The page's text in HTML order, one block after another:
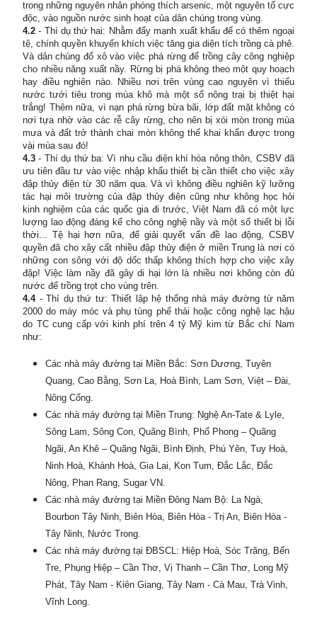
trong những nguyên nhân phóng thích arsenic, một nguyên tố cực
độc, vào nguồn nước sinh hoạt của dân chúng trong vùng.
4.2 - Thí dụ thứ hai: Nhằm đẩy mạnh xuất khẩu để có thêm ngoại
tệ, chính quyền khuyến khích việc tăng gia diện tích trồng cà phê.
Và dân chúng đổ xô vào việc phá rừng để trồng cây công nghiệp
cho nhiều năng xuất nầy. Rừng bị phá không theo một quy hoạch
hay điều nghiên nào. Nhiều nơi trên vùng cao nguyên vì thiếu
nước tưới tiêu trong mùa khô mà một số nông trại bị thiệt hại
trắng! Thêm nữa, vì nạn phá rừng bừa bãi, lớp đất mặt không có
nơi tựa nhờ vào các rễ cây rừng, cho nên bị xói mòn trong mùa
mưa và đất trở thành chai mòn không thể khai khẩn được trong
vài mùa sau đó!
4.3 - Thí dụ thứ ba: Vì nhu cầu điện khí hóa nông thôn, CSBV đã
ưu tiên đầu tư vào việc nhập khẩu thiết bị cần thiết cho việc xây
đập thủy điện từ 30 năm qua. Và vì không điều nghiên kỹ lưỡng
tác hại môi trường của đập thủy điện cũng như không học hỏi
kinh nghiệm của các quốc gia đi trước, Việt Nam đã có một lực
lượng lao động đáng kể cho công nghệ nầy và một số thiết bị lỗi
thời... Tệ hại hơn nữa, để giải quyết vấn đề lao động, CSBV
quyền đã cho xây cất nhiều đập thủy điện ở miền Trung là nơi có
những con sông với độ dốc thấp không thích hợp cho việc xây
đập! Việc làm nầy đã gây di hại lớn là nhiều nơi không còn đủ
nước để trồng trọt cho vùng trên.
4.4- Thí dụ thứ tư: Thiết lập hệ thống nhà máy đường từ năm
2000 do máy móc và phụ tùng phế thải hoặc công nghệ lạc hậu
do TC cung cấp với kinh phí trên 4 tỷ Mỹ kim từ Bắc chí Nam
như:
Các nhà máy đường tại Miền Bắc: Sơn Dương, Tuyên
Quang, Cao Bằng, Sơn La, Hoà Bình, Lam Sơn, Việt – Đài,
Nông Cống.
Các nhà máy đường tại Miền Trung: Nghệ An-Tate & Lyle,
Sông Lam, Sông Con, Quãng Bình, Phổ Phong – Quãng
Ngãi, An Khê – Quãng Ngãi, Bình Định, Phú Yên, Tuy Hoà,
Ninh Hoà, Khánh Hoà, Gia Lai, Kon Tum, Đắc Lắc, Đắc
Nông, Phan Rang, Sugar VN.
Các nhà máy đường tại Miền Đông Nam Bộ: La Ngà,
Bourbon Tây Ninh, Biên Hòa, Biên Hòa - Trị An, Biên Hòa -
Tây Ninh, Nước Trong.
Các nhà máy đường tại ĐBSCL: Hiệp Hoà, Sóc Trăng, Bến
Tre, Phụng Hiệp – Cần Thơ, Vị Thanh – Cần Thơ, Long Mỹ
Phát, Tây Nam - Kiên Giang, Tây Nam - Cà Mau, Trà Vinh,
Vĩnh Long.